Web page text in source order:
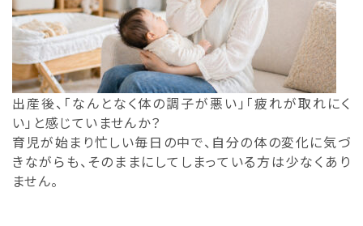
出産後、「なんとなく体の調子が悪い」「疲れが取れにく
い」と感じていませんか？
育児が始まり忙しい毎日の中で、自分の体の変化に気づ
きながらも、そのままにしてしまっている方は少なくあり
ません。